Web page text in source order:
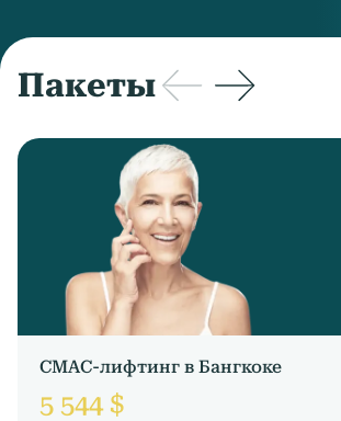
Пакеты
СМАС-лифтинг в Бангкоке
5 544 $